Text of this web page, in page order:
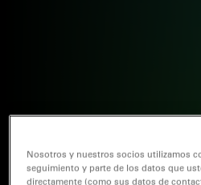
Nosotros y nuestros socios utilizamos
seguimiento y parte de los datos que
directamente (como sus datos de